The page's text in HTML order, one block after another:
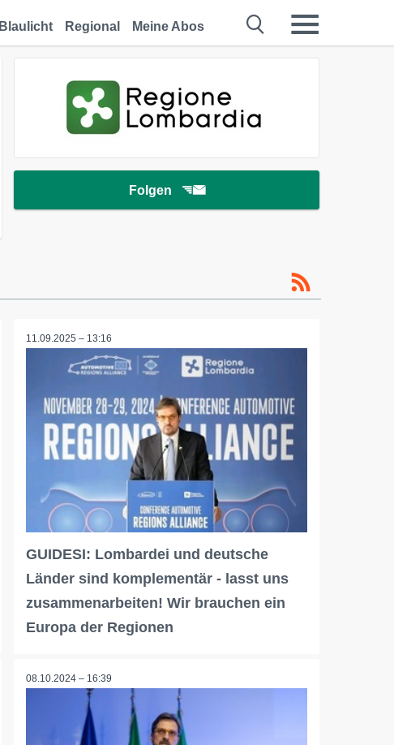
Blaulicht Regional Meine Abos
Folgen
11.09.2025 – 13:16
GUIDESI: Lombardei und deutsche
Länder sind komplementär - lasst uns
zusammenarbeiten! Wir brauchen ein
Europa der Regionen
08.10.2024 – 16:39